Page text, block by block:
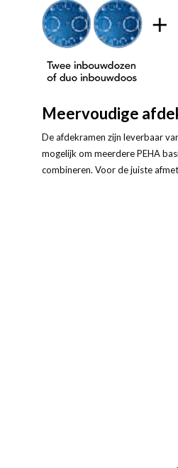
Meervoudige
De afdekramen zijn leverbaar
mogelijk om meerdere PEHA
combineren. Voor de juiste